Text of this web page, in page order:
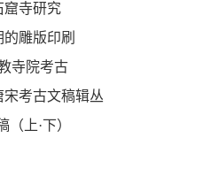
窟寺研究
雕版印刷
寺院考古
考古文稿辑丛
（上·下）